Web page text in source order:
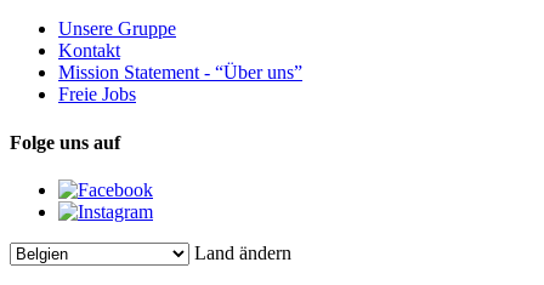
Unsere Gruppe
Kontakt
Mission Statement - “Über uns”
Freie Jobs
Folge uns auf
Land ändern